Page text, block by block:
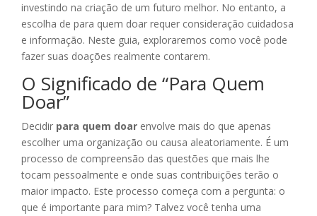
investindo na criação de um futuro melhor. No entanto, a
escolha de para quem doar requer consideração cuidadosa
e informação. Neste guia, exploraremos como você pode
fazer suas doações realmente contarem.
O Significado de “Para Quem
Doar”
Decidir para quem doar envolve mais do que apenas
escolher uma organização ou causa aleatoriamente. É um
processo de compreensão das questões que mais lhe
tocam pessoalmente e onde suas contribuições terão o
maior impacto. Este processo começa com a pergunta: o
que é importante para mim? Talvez você tenha uma